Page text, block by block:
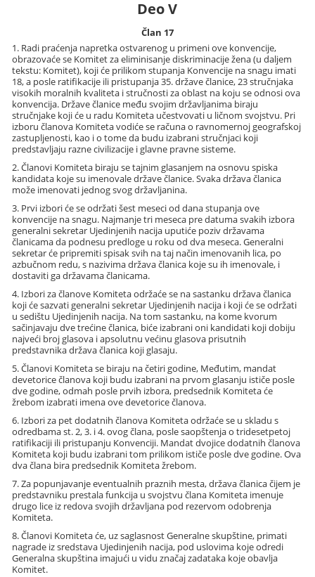
Deo V
Član 17
1. Radi praćenja napretka ostvarenog u primeni ove konvencije,
obrazovaće se Komitet za eliminisanje diskriminacije žena (u daljem
tekstu: Komitet), koji će prilikom stupanja Konvencije na snagu imati
18, a posle ratifikacije ili pristupanja 35. države članice, 23 stručnjaka
visokih moralnih kvaliteta i stručnosti za oblast na koju se odnosi ova
konvencija. Države članice među svojim državljanima biraju
stručnjake koji će u radu Komiteta učestvovati u ličnom svojstvu. Pri
izboru članova Komiteta vodiće se računa o ravnomernoj geografskoj
zastupljenosti, kao i o tome da budu izabrani stručnjaci koji
predstavljaju razne civilizacije i glavne pravne sisteme.
2. Članovi Komiteta biraju se tajnim glasanjem na osnovu spiska
kandidata koje su imenovale države članice. Svaka država članica
može imenovati jednog svog državljanina.
3. Prvi izbori će se održati šest meseci od dana stupanja ove
konvencije na snagu. Najmanje tri meseca pre datuma svakih izbora
generalni sekretar Ujedinjenih nacija uputiće poziv državama
članicama da podnesu predloge u roku od dva meseca. Generalni
sekretar će pripremiti spisak svih na taj način imenovanih lica, po
azbučnom redu, s nazivima država članica koje su ih imenovale, i
dostaviti ga državama članicama.
4. Izbori za članove Komiteta održaće se na sastanku država članica
koji će sazvati generalni sekretar Ujedinjenih nacija i koji će se održati
u sedištu Ujedinjenih nacija. Na tom sastanku, na kome kvorum
sačinjavaju dve trećine članica, biće izabrani oni kandidati koji dobiju
najveći broj glasova i apsolutnu većinu glasova prisutnih
predstavnika država članica koji glasaju.
5. Članovi Komiteta se biraju na četiri godine, Međutim, mandat
devetorice članova koji budu izabrani na prvom glasanju ističe posle
dve godine, odmah posle prvih izbora, predsednik Komiteta će
žrebom izabrati imena ove devetorice članova.
6. Izbori za pet dodatnih članova Komiteta održaće se u skladu s
odredbama st. 2, 3. i 4. ovog člana, posle saopštenja o tridesetpetoj
ratifikaciji ili pristupanju Konvenciji. Mandat dvojice dodatnih članova
Komiteta koji budu izabrani tom prilikom ističe posle dve godine. Ova
dva člana bira predsednik Komiteta žrebom.
7. Za popunjavanje eventualnih praznih mesta, država članica čijem je
predstavniku prestala funkcija u svojstvu člana Komiteta imenuje
drugo lice iz redova svojih državljana pod rezervom odobrenja
Komiteta.
8. Članovi Komiteta će, uz saglasnost Generalne skupštine, primati
nagrade iz sredstava Ujedinjenih nacija, pod uslovima koje odredi
Generalna skupština imajući u vidu značaj zadataka koje obavlja
Komitet.